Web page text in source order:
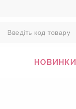
НОВИНКИ